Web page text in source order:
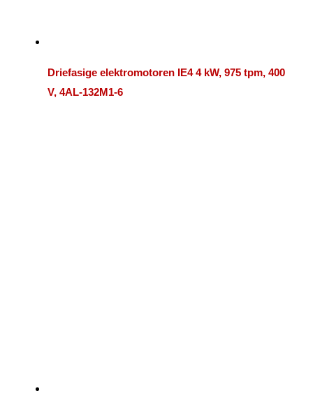
Driefasige elektromotoren IE4 4 kW, 975 tpm, 400
V, 4AL-132M1-6